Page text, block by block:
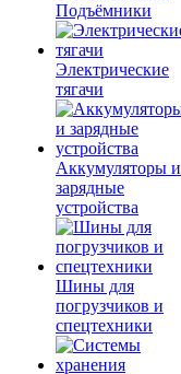
Подъёмники
Электрические
тягачи
Аккумуляторы и
зарядные
устройства
Шины для
погрузчиков и
спецтехники